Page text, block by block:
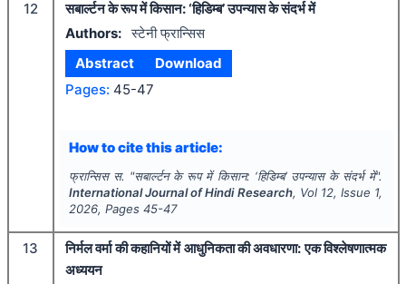
12
सबार्ल्टन के रूप में किसान: ‘हिडिम्ब’ उपन्यास के संदर्भ में
Authors: स्टेनी फ्रान्सिस
Abstract
Download
Pages: 45-47
How to cite this article:
फ्रान्सिस स. "सबार्ल्टन के रूप में किसान: ‘हिडिम्ब’ उपन्यास के संदर्भ में".
International Journal of Hindi Research, Vol 12, Issue 1,
2026, Pages 45-47
13
निर्मल वर्मा की कहानियों में आधुनिकता की अवधारणा: एक विश्लेषणात्मक
अध्ययन